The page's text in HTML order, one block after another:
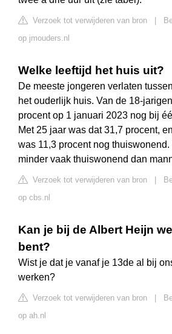
Verzoek tot verwijderen van bron
op jmouders.nl
Welke leeftijd het huis uit?
De meeste jongeren verlaten
het ouderlijk huis. Van de 18-
procent op 1 januari 2023 nog bij
Met 25 jaar was dat 31,7 procent,
was 11,3 procent nog
minder vaak thuiswonend dan
Verzoek tot verwijderen van bron
op cbs.nl
Kan je bij de Albert Heijn
bent?
Wist je dat je vanaf je 13de al bij
werken?
Verzoek tot verwijderen van bron
op ah.nl